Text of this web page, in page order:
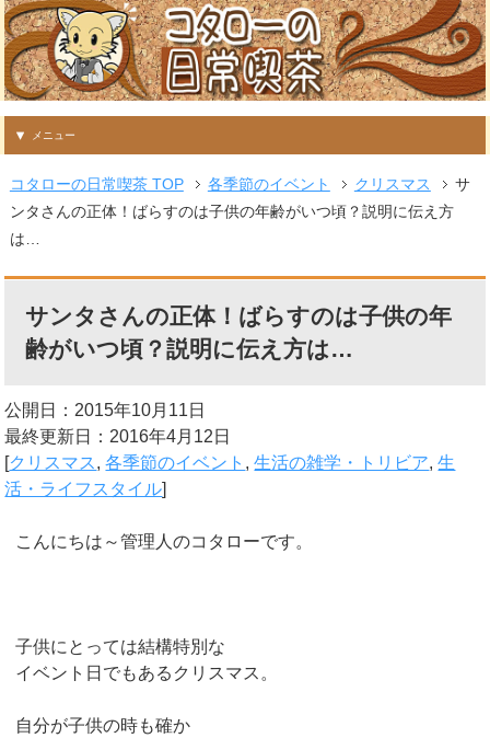
メニュー
コタローの日常喫茶 TOP 各季節のイベント クリスマス
サ
ンタさんの正体！ばらすのは子供の年齢がいつ頃？説明に伝え方
は…
サンタさんの正体！ばらすのは子供の年
齢がいつ頃？説明に伝え方は…
公開日：2015年10月11日
最終更新日：2016年4月12日
[クリスマス,各季節のイベント ,生活の雑学・トリビア,生
活・ライフスタイル]
こんにちは～管理人のコタローです。
子供にとっては結構特別な
イベント日でもあるクリスマス。
自分が子供の時も確か